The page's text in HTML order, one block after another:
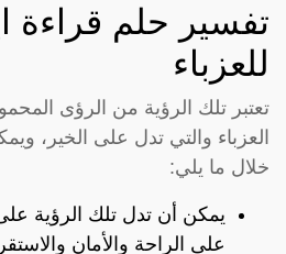
تفسير حلم قراءة
للعزباء
تعتبر تلك الرؤية من الرؤى
العزباء والتي تدل على الخير،
خلال ما يلي:
يمكن أن تدل تلك الرؤية
على الراحة والأمان